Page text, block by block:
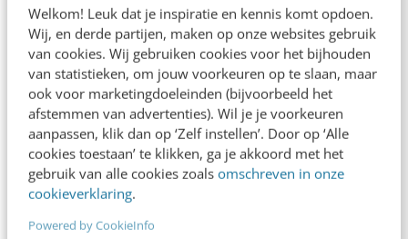
Welkom! Leuk dat je inspiratie en kennis komt opdoen.
Wij, en derde partijen, maken op onze websites gebruik
van cookies. Wij gebruiken cookies voor het bijhouden
van statistieken, om jouw voorkeuren op te slaan, maar
ook voor marketingdoeleinden (bijvoorbeeld het
afstemmen van advertenties). Wil je je voorkeuren
aanpassen, klik dan op ‘Zelf instellen’. Door op ‘Alle
cookies toestaan’ te klikken, ga je akkoord met het
gebruik van alle cookies zoals omschreven in onze
cookieverklaring.
Powered by CookieInfo
ons oude brein en het is aan marketeers om dit
leren te begrijpen”.